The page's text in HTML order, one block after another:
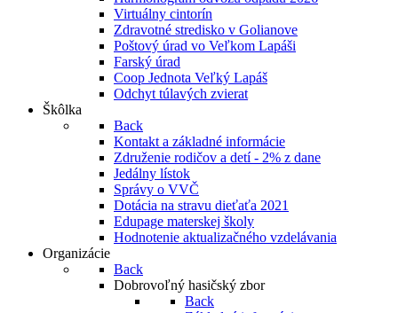
Virtuálny cintorín
Zdravotné stredisko v Golianove
Poštový úrad vo Veľkom Lapáši
Farský úrad
Coop Jednota Veľký Lapáš
Odchyt túlavých zvierat
Škôlka
Back
Kontakt a základné informácie
Združenie rodičov a detí - 2% z dane
Jedálny lístok
Správy o VVČ
Dotácia na stravu dieťaťa 2021
Edupage materskej školy
Hodnotenie aktualizačného vzdelávania
Organizácie
Back
Dobrovoľný hasičský zbor
Back